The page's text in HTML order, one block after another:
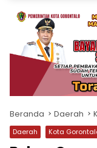
Beranda Daerah
Daerah Kota